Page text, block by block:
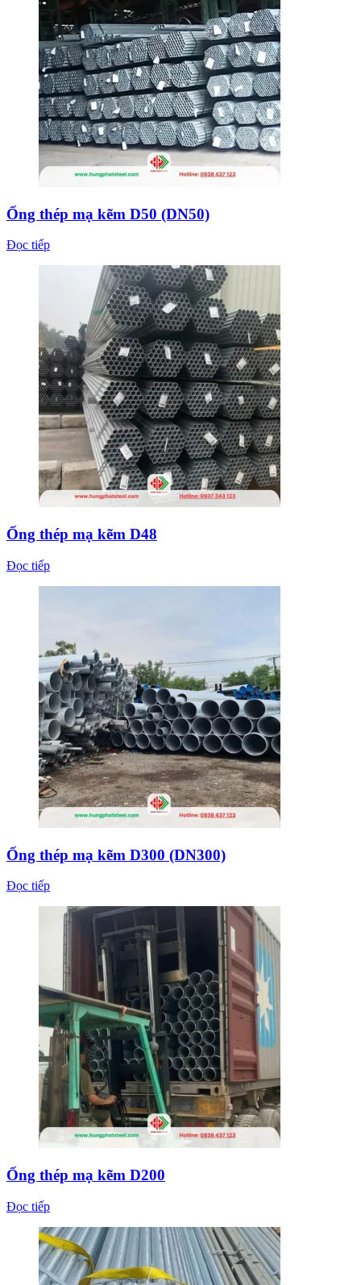
Ống thép mạ kẽm D50 (DN50)
Đọc tiếp
Ống thép mạ kẽm D48
Đọc tiếp
Ống thép mạ kẽm D300 (DN300)
Đọc tiếp
Ống thép mạ kẽm D200
Đọc tiếp